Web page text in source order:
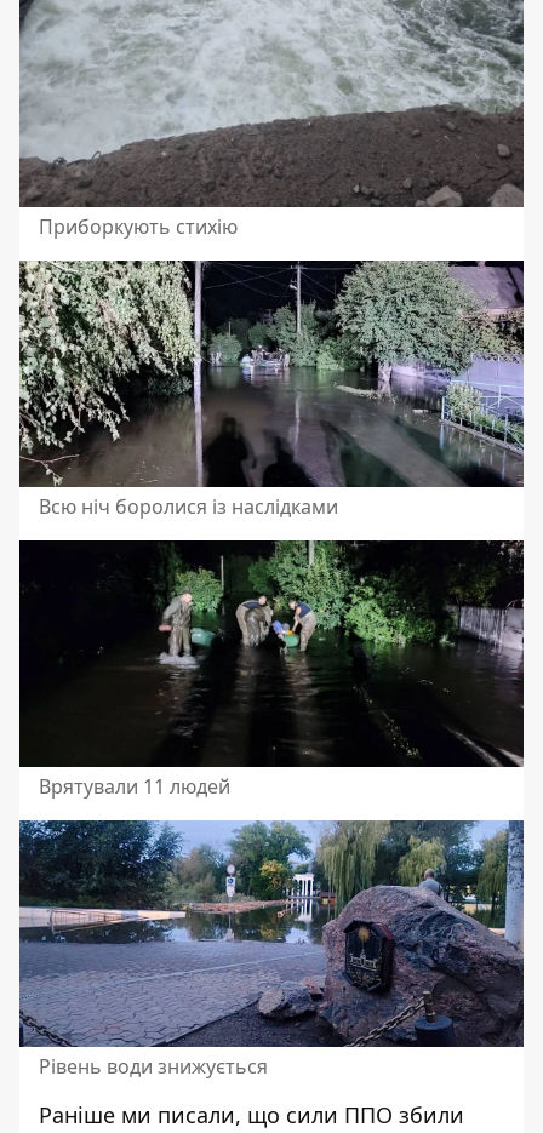
Приборкують стихію
Всю ніч боролися із наслідками
Врятували 11 людей
Рівень води знижується
Раніше ми писали, що сили ППО збили